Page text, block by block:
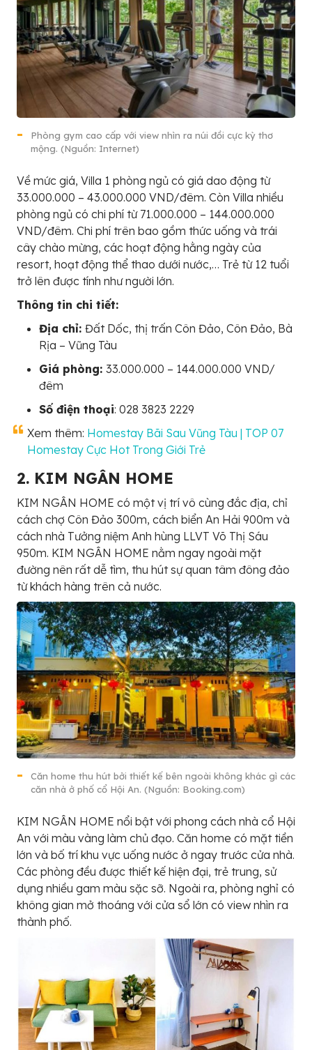
Phòng gym cao cấp với view nhìn ra núi đồi cực kỳ thơ
mộng. (Nguồn: Internet)
Về mức giá, Villa 1 phòng ngủ có giá dao động từ
33.000.000 – 43.000.000 VND/đêm. Còn Villa nhiều
phòng ngủ có chi phí từ 71.000.000 – 144.000.000
VND/đêm. Chi phí trên bao gồm thức uống và trái
cây chào mừng, các hoạt động hằng ngày của
resort, hoạt động thể thao dưới nước,… Trẻ từ 12 tuổi
trở lên được tính như người lớn.
Thông tin chi tiết:
Địa chỉ: Đất Dốc, thị trấn Côn Đảo, Côn Đảo, Bà
Rịa – Vũng Tàu
Giá phòng: 33.000.000 – 144.000.000 VND/
đêm
Số điện thoại: 028 3823 2229
Xem thêm: Homestay Bãi Sau Vũng Tàu | TOP 07
Homestay Cực Hot Trong Giới Trẻ
2. KIM NGÂN HOME
KIM NGÂN HOME có một vị trí vô cùng đắc địa, chỉ
cách chợ Côn Đảo 300m, cách biển An Hải 900m và
cách nhà Tưởng niệm Anh hùng LLVT Võ Thị Sáu
950m. KIM NGÂN HOME nằm ngay ngoài mặt
đường nên rất dễ tìm, thu hút sự quan tâm đông đảo
từ khách hàng trên cả nước.
Căn home thu hút bởi thiết kế bên ngoài không khác gì các
căn nhà ở phố cổ Hội An. (Nguồn: Booking.com)
KIM NGÂN HOME nổi bật với phong cách nhà cổ Hội
An với màu vàng làm chủ đạo. Căn home có mặt tiền
lớn và bố trí khu vực uống nước ở ngay trước cửa nhà.
Các phòng đều được thiết kế hiện đại, trẻ trung, sử
dụng nhiều gam màu sặc sỡ. Ngoài ra, phòng nghỉ có
không gian mở thoáng với cửa sổ lớn có view nhìn ra
thành phố.